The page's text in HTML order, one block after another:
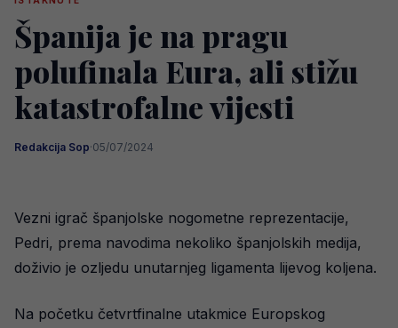
Španija je na pragu
polufinala Eura, ali stižu
katastrofalne vijesti
Redakcija Sop·05/07/2024
Vezni igrač španjolske nogometne reprezentacije,
Pedri, prema navodima nekoliko španjolskih medija,
doživio je ozljedu unutarnjeg ligamenta lijevog koljena.
Na početku četvrtfinalne utakmice Europskog